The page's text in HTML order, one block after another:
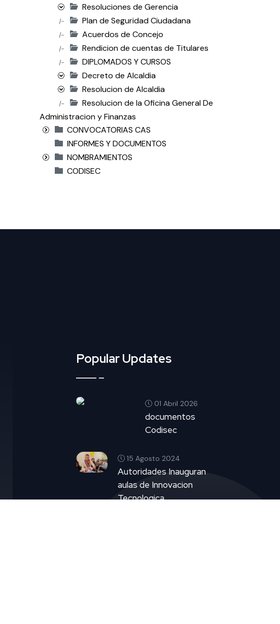
Resoluciones de Gerencia
|- Plan de Seguridad Ciudadana
|- Acuerdos de Concejo
|- Rendicion de cuentas de Titulares
|-
DIPLOMADOS Y CURSOS
Decreto de Alcaldia
Resolucion de Alcaldia
|-
Resolucion de la Oficina General De
Administracion y Finanzas
CONVOCATORIAS CAS
INFORMES Y DOCUMENTOS
NOMBRAMIENTOS
CODISEC
Popular Updates
01 Abril 2026
documentos
Codisec
15 Agosto 2024
Autoridades Inauguran
aulas de Innovacion
Tecnologica